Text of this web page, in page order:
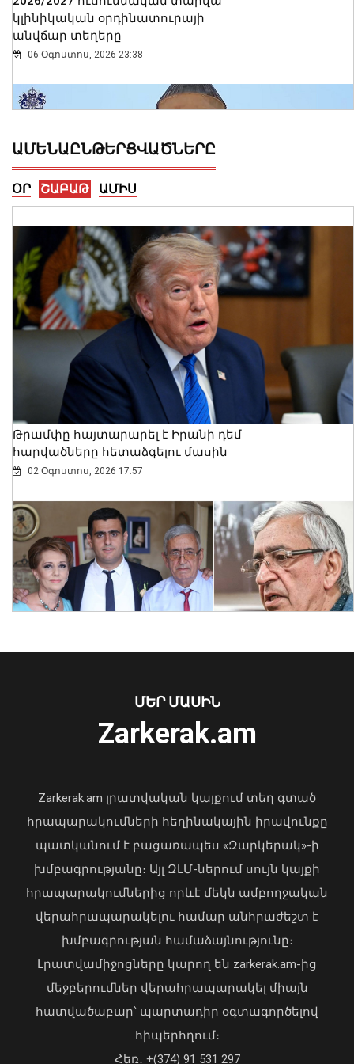
կլինիկական օրդինատուրայի
անվճար տեղերը
06 Օգոստոս, 2026 23:38
Ալեքսանդրա Քոուլը շարունակում է
բացահայտել Հայաստանը․ Մեծ
Բրիտանիայի դեսպանը հայերեն է
խոսում․ տեսանյութ
06 Օգոստոս, 2026 23:30
Վահագն Խաչատուրյանն ընդունել է
Picsart ընկերության հիմնադիր և
գործադիր տնօրեն Հովհաննես
06 Օգոստոս, 2026 22:51
ԱՄԵՆԱԸՆԹԵՐՑՎԱԾՆԵՐԸ
ՕՐ ՇԱԲԱԹ ԱՄԻՍ
Թրամփը հայտարարել է Իրանի դեմ
հարվածները հետաձգելու մասին
02 Օգոստոս, 2026 17:57
«Պարտվեցինք դաժան հիվանդության
04 Օգոստոս, 2026 19:12
Վարչապետ Փաշինյանն այցելել է
ՄԵՐ ՄԱՍԻՆ
Zarkerak.am
Zarkerak.am լրատվական կայքում տեղ գտած
հրապարակումների հեղինակային իրավունքը
պատկանում է բացառապես «Զարկերակ»-ի
խմբագրությանը։ Այլ ԶԼՄ-ներում սույն կայքի
հրապարակումներից որևէ մեկն ամբողջական
վերահրապարակելու համար անհրաժեշտ է
խմբագրության համաձայնությունը։
Լրատվամիջոցները կարող են zarkerak.am-ից
մեջբերումներ վերահրապարակել միայն
հատվածաբար՝ պարտադիր օգտագործելով
հիպերհղում։
Հեռ․ +(374) 91 531 297